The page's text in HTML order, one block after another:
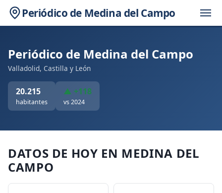
Periódico de Medina del Campo
Periódico de Medina del Campo
Valladolid, Castilla y León
20.215
habitantes
▲ +118
vs 2024
DATOS DE HOY EN MEDINA DEL
CAMPO